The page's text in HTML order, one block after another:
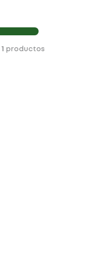
productos